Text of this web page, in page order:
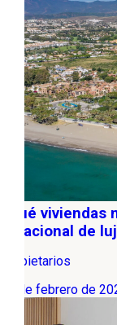
¿Qué
vacacional de
Propietarios
06 de febrero de